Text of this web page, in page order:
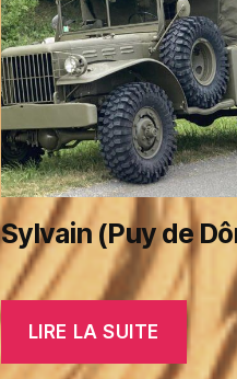
Sylvain (Puy de
LIRE LA SUITE